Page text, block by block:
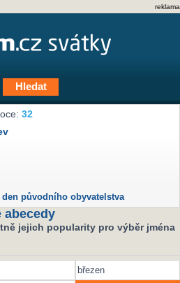
reklama
32
den původního obyvatelstva
abecedy
jejich popularity pro výběr jména
březen